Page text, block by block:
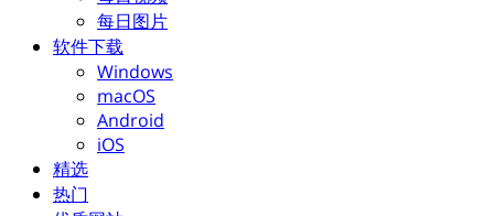
每日图片
软件下载
Windows
macOS
Android
iOS
精选
热门